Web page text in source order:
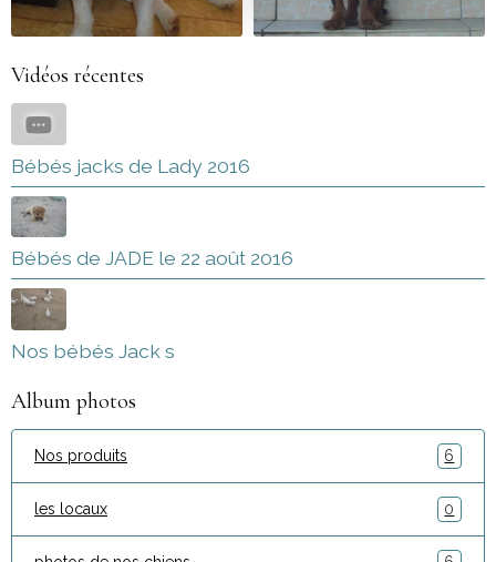
Vidéos récentes
Bébés jacks de Lady 2016
Bébés de JADE le 22 août 2016
Nos bébés Jack s
Album photos
Nos produits 6
les locaux 0